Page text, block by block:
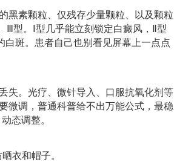
黑素颗粒、仅残存少量颗粒、以及颗粒
Ⅲ型。Ⅰ型几乎能立刻锁定白癜风，Ⅱ型
斑。患者自己也别看见屏幕上一点点
失。光疗、微针导入、口服抗氧化剂等
微调，普通科普给不出万能公式，最稳
态调整。
衣和帽子。